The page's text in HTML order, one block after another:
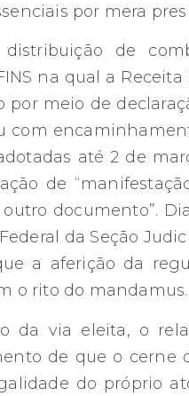
por mera
de
na qual a
meio de
com
até 2 de
de
documento”.
da Seção
a aferição da
o rito do mandamus.
da via eleita, o
de que o cerne
do próprio